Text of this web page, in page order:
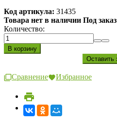
Код артикула: 31435
Товара нет в наличии Под заказ
Количество:
Сравнение Избранное